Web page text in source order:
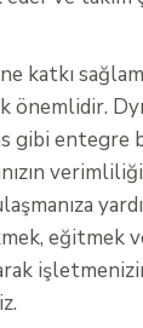
katkı
önemlidir.
gibi entegre
eğitmek